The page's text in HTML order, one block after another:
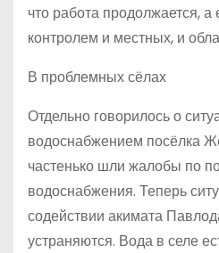
что работа продолжается,
контролем и местных, и
В проблемных сёлах
Отдельно говорилось о
водоснабжением посёлка
частенько шли жалобы по
водоснабжения. Теперь
содействии акимата
устраняются. Вода в селе